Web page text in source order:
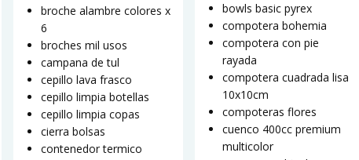
broche alambre colores x
6
broches mil usos
campana de tul
cepillo lava frasco
cepillo limpia botellas
cepillo limpia copas
cierra bolsas
contenedor termico
bowls basic pyrex
compotera bohemia
compotera con pie
rayada
compotera cuadrada lisa
10x10cm
compoteras flores
cuenco 400cc premium
multicolor